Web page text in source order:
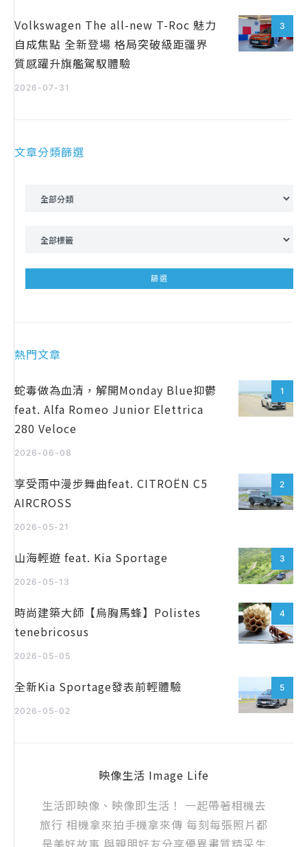
3
Volkswagen The all-new T-Roc 魅力
自成焦點 全新登場 格局突破級距疆界
質感躍升旗艦駕馭體驗
2026-07-31
文章分類篩選
熱門文章
1
蛇毒做為血清，解開Monday Blue抑鬱
feat. Alfa Romeo Junior Elettrica
280 Veloce
2026-06-08
2
享受雨中漫步舞曲feat. CITROËN C5
AIRCROSS
2026-05-21
3
山海輕遊 feat. Kia Sportage
2026-05-13
4
時尚建築大師【烏胸馬蜂】Polistes
tenebricosus
2026-05-05
5
全新Kia Sportage發表前輕體驗
2026-05-02
映像生活 Image Life
生活即映像、映像即生活！ 一起帶著相機去
旅行 相機拿來拍手機拿來傳 每刻每張照片都
是美好故事 與親朋好友分享優異畫質精采生